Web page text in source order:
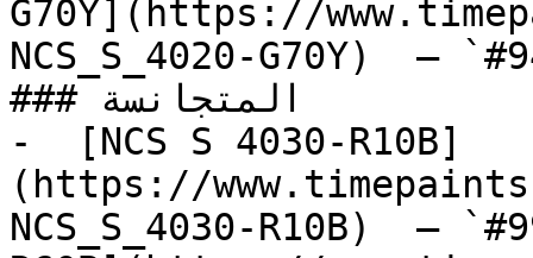
G70Y](https://
NCS_S_4020-G70Y)  —
### المتجانسة
-  [NCS S 4030-R10B]
(https://
NCS_S_4030-R10B)  —